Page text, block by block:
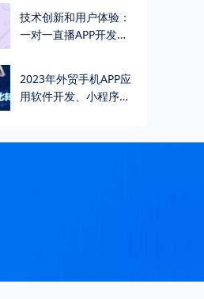
技术创新和用户体验：
一对一直播APP开发公
2023年外贸手机APP应
用软件开发、小程序开